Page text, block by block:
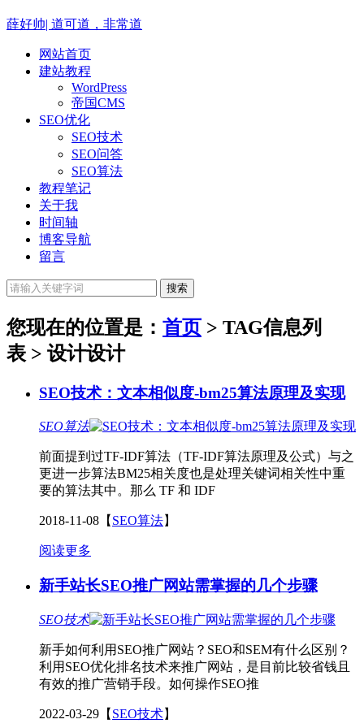
薛好帅| 道可道，非常道
网站首页
建站教程
WordPress
帝国CMS
SEO优化
SEO技术
SEO问答
SEO算法
教程笔记
关于我
时间轴
博客导航
留言
您现在的位置是： 首页 > TAG信息列
表 > 设计设计
SEO技术：文本相似度-bm25算法原理及实现
SEO算法
前面提到过TF-IDF算法（TF-IDF算法原理及公式）与之
更进一步算法BM25相关度也是处理关键词相关性中重
要的算法其中。那么 TF 和 IDF
2018-11-08 【 SEO算法】
阅读更多
新手站长SEO推广网站需掌握的几个步骤
SEO技术
新手如何利用SEO推广网站？SEO和SEM有什么区别？
利用SEO优化排名技术来推广网站，是目前比较省钱且
有效的推广营销手段。如何操作SEO推
2022-03-29 【 SEO技术】